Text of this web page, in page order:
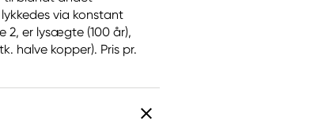
via konstant
2, er lysægte (100 år),
halve kopper). Pris pr.